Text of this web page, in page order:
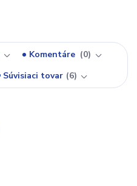
Komentáre
0
Súvisiaci tovar 6